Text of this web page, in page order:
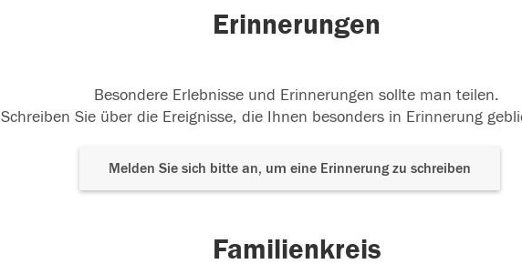
Erinnerungen
Besondere Erlebnisse und Erinnerungen sollte man teilen.
Schreiben Sie über die Ereignisse, die Ihnen besonders in Erinnerung
Melden Sie sich bitte an, um eine Erinnerung zu schreiben
Familienkreis